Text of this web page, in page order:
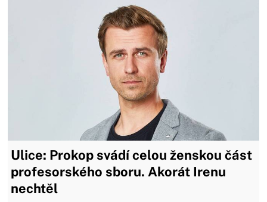
Ulice: Prokop svádí celou ženskou část
profesorského sboru. Akorát Irenu
nechtěl